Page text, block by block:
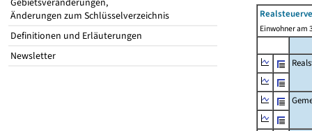
Änderungen zum Schlüsselverzeichnis
Definitionen und Erläuterungen
Newsletter
Einwohner am